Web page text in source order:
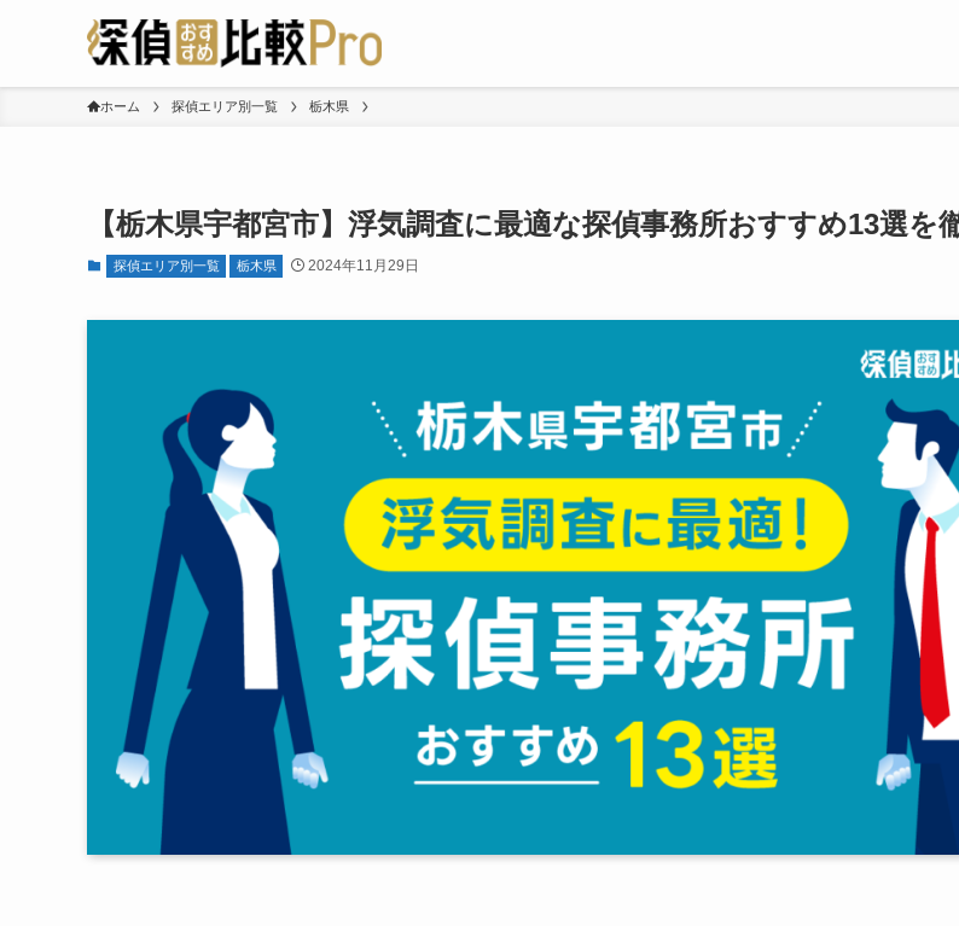
ホーム 探偵エリア別一覧 栃木県
【栃木県宇都宮市】浮気調査に最適な探偵事務所おすすめ13選を
探偵エリア別一覧 栃木県 2024年11月29日